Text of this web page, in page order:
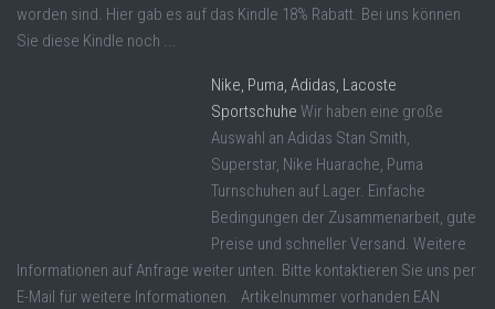
worden sind. Hier gab es auf das Kindle 18% Rabatt. Bei uns können
Sie diese Kindle noch ...
Nike, Puma, Adidas, Lacoste
Sportschuhe Wir haben eine große
Auswahl an Adidas Stan Smith,
Superstar, Nike Huarache, Puma
Turnschuhen auf Lager. Einfache
Bedingungen der Zusammenarbeit, gute
Preise und schneller Versand. Weitere
Informationen auf Anfrage weiter unten. Bitte kontaktieren Sie uns per
E-Mail für weitere Informationen. Artikelnummer vorhanden EAN